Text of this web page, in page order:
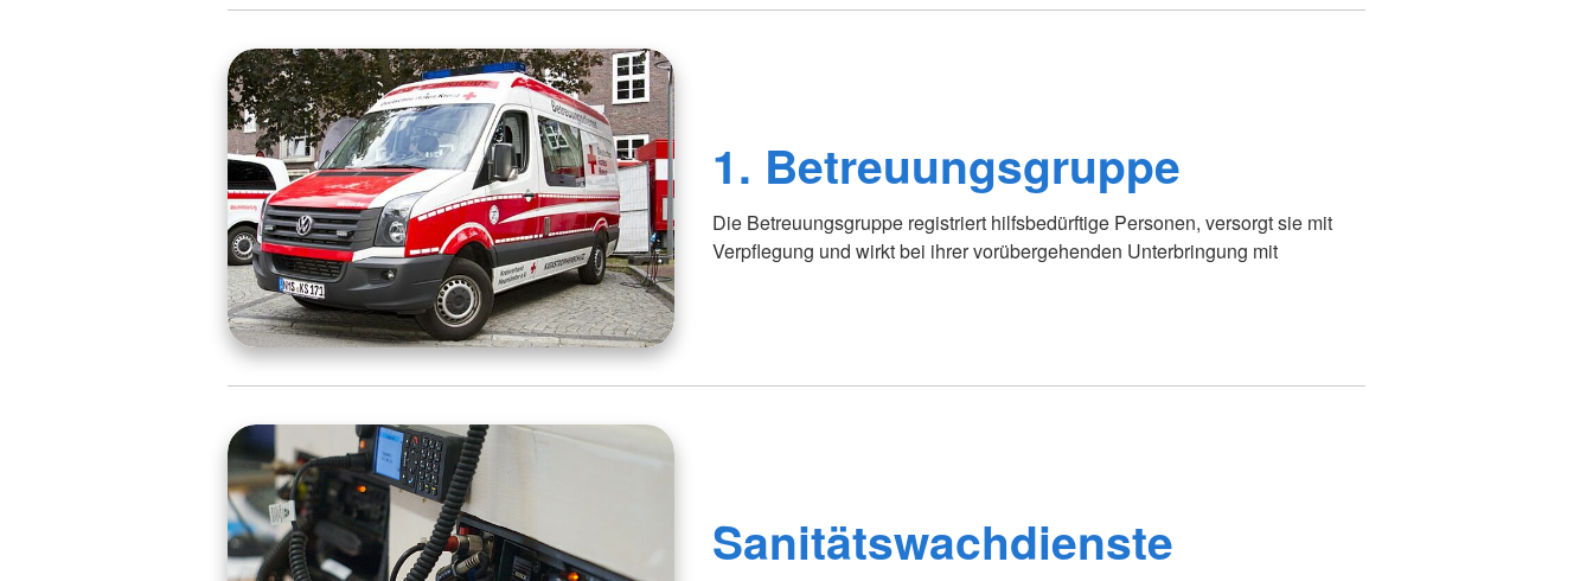
1. Betreuungsgruppe
Die Betreuungsgruppe registriert hilfsbedürftige Personen, versorgt sie mit
Verpflegung und wirkt bei ihrer vorübergehenden Unterbringung mit
Sanitätswachdienste